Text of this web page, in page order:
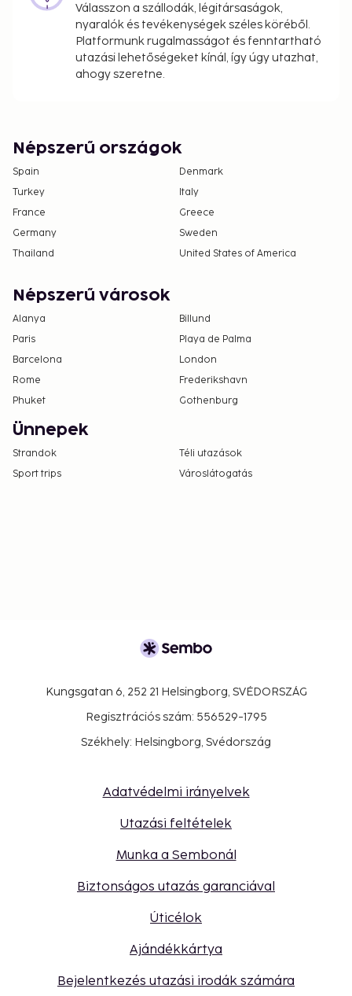
Válasszon a szállodák, légitársaságok,
nyaralók és tevékenységek széles köréből.
Platformunk rugalmasságot és fenntartható
utazási lehetőségeket kínál, így úgy utazhat,
ahogy szeretne.
Népszerű országok
Spain
Denmark
Turkey
Italy
France
Greece
Germany
Sweden
Thailand
United States of America
Népszerű városok
Alanya
Billund
Paris
Playa de Palma
Barcelona
London
Rome
Frederikshavn
Phuket
Gothenburg
Ünnepek
Strandok
Téli utazások
Sport trips
Városlátogatás
Kungsgatan 6, 252 21 Helsingborg, SVÉDORSZÁG
Regisztrációs szám: 556529-1795
Székhely: Helsingborg, Svédország
Adatvédelmi irányelvek
Utazási feltételek
Munka a Sembonál
Biztonságos utazás garanciával
Úticélok
Ajándékkártya
Bejelentkezés utazási irodák számára